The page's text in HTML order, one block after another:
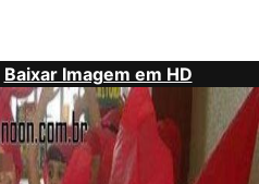
Baixar Imagem em HD